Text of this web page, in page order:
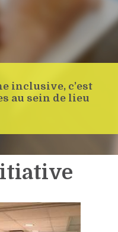
inclusive, c’est
au sein de lieu